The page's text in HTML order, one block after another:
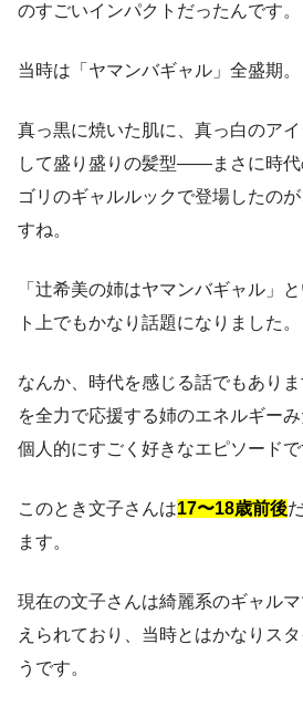
のすごいインパクトだったんです。
当時は「ヤマンバギャル」全盛期。
真っ黒に焼いた肌に、真っ白のア
して盛り盛りの髪型――まさに時代
ゴリのギャルルックで登場したの
すね。
「辻希美の姉はヤマンバギャル」
ト上でもかなり話題になりました。
なんか、時代を感じる話でもあり
を全力で応援する姉のエネルギーみ
個人的にすごく好きなエピソードで
このとき文子さんは17〜18歳前後
ます。
現在の文子さんは綺麗系のギャル
えられており、当時とはかなりス
うです。